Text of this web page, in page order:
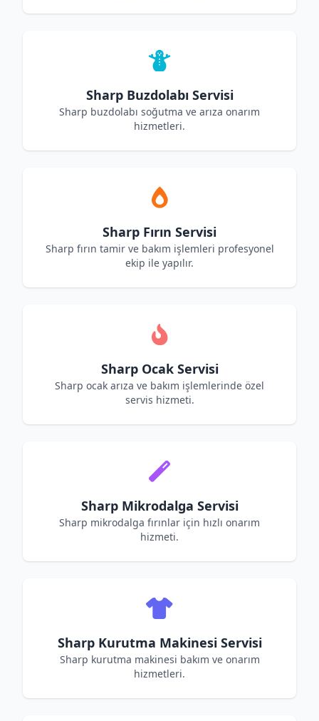
Sharp Buzdolabı Servisi
Sharp buzdolabı soğutma ve arıza onarım
hizmetleri.
Sharp Fırın Servisi
Sharp fırın tamir ve bakım işlemleri profesyonel
ekip ile yapılır.
Sharp Ocak Servisi
Sharp ocak arıza ve bakım işlemlerinde özel
servis hizmeti.
Sharp Mikrodalga Servisi
Sharp mikrodalga fırınlar için hızlı onarım
hizmeti.
Sharp Kurutma Makinesi Servisi
Sharp kurutma makinesi bakım ve onarım
hizmetleri.